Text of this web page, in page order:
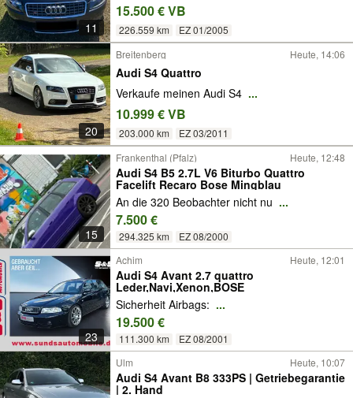
11
15.500 € VB
226.559 km EZ 01/2005
20
Breitenberg Heute, 14:06
Audi S4 Quattro
Verkaufe meinen Audi S4 ...
10.999 € VB
203.000 km EZ 03/2011
15
Frankenthal (Pfalz) Heute, 12:48
Audi S4 B5 2.7L V6 Biturbo Quattro
Facelift Recaro Bose Mingblau
An die 320 Beobachter nicht nu ...
7.500 €
294.325 km EZ 08/2000
23
Achim Heute, 12:01
Audi S4 Avant 2.7 quattro
Leder,Navi,Xenon,BOSE
Sicherheit Airbags: ...
19.500 €
111.300 km EZ 08/2001
Ulm Heute, 10:07
Audi S4 Avant B8 333PS | Getriebegarantie
| 2. Hand